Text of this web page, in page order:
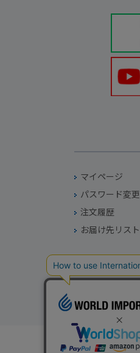
マイページ
パスワード変更
注文履歴
お届け先リスト